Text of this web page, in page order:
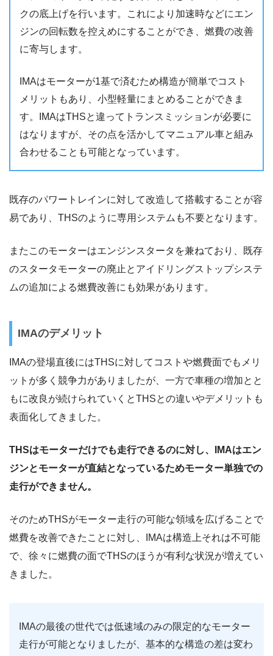
クの底上げを行います。これにより加速時などにエン
ジンの回転数を控えめにすることができ、燃費の改善
に寄与します。
IMAはモーターが1基で済むため構造が簡単でコスト
メリットもあり、小型軽量にまとめることができま
す。IMAはTHSと違ってトランスミッションが必要に
はなりますが、その点を活かしてマニュアル車と組み
合わせることも可能となっています。
既存のパワートレインに対して改造して搭載することが容
易であり、THSのように専用システムも不要となります。
またこのモーターはエンジンスタータを兼ねており、既存
のスタータモーターの廃止とアイドリングストップシステ
ムの追加による燃費改善にも効果があります。
IMAのデメリット
IMAの登場直後にはTHSに対してコストや燃費面でもメリ
ットが多く競争力がありましたが、一方で車種の増加とと
もに改良が続けられていくとTHSとの違いやデメリットも
表面化してきました。
THSはモーターだけでも走行できるのに対し、IMAはエン
ジンとモーターが直結となっているためモーター単独での
走行ができません。
そのためTHSがモーター走行の可能な領域を広げることで
燃費を改善できたことに対し、IMAは構造上それは不可能
で、徐々に燃費の面でTHSのほうが有利な状況が増えてい
きました。
IMAの最後の世代では低速域のみの限定的なモーター
走行が可能となりましたが、基本的な構造の差は変わ